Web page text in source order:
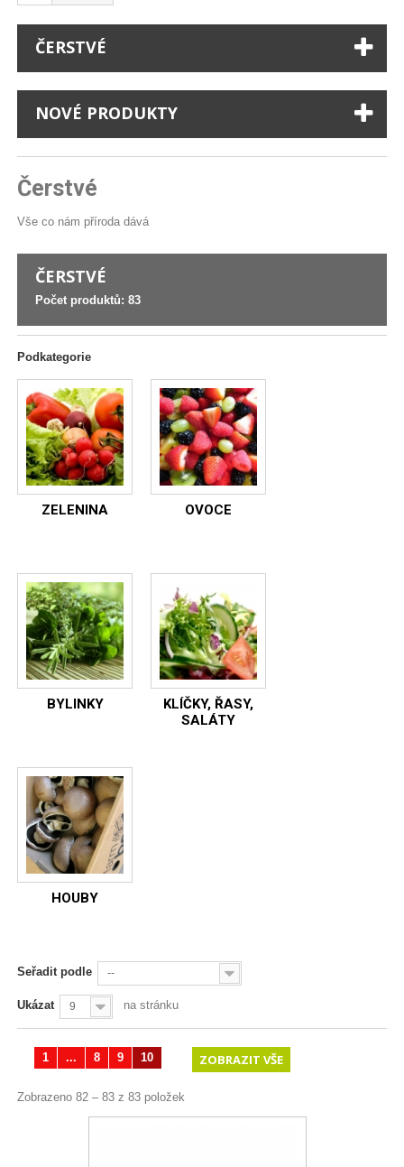
ČERSTVÉ
NOVÉ PRODUKTY
Čerstvé
Vše co nám příroda dává
ČERSTVÉ
Počet produktů: 83
Podkategorie
ZELENINA OVOCE
BYLINKY
KLÍČKY, ŘASY,
SALÁTY
HOUBY
Seřadit podle --
Ukázat 9 na stránku
ZOBRAZIT VŠE
1 ... 8 9 10
Zobrazeno 82 – 83 z 83 položek